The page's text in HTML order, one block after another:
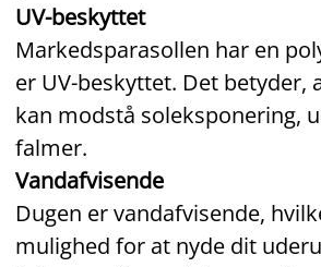
UV-beskyttet
Markedsparasollen har en
er UV-beskyttet. Det betyder,
kan modstå soleksponering,
falmer.
Vandafvisende
Dugen er vandafvisende,
mulighed for at nyde dit